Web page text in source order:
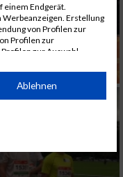
einem Endgerät.
Erstellung
von Profilen zur
Profilen zur
zur Auswahl
durch Statistiken oder
Entwicklung und
weitergegeben und in die
Ablehnen